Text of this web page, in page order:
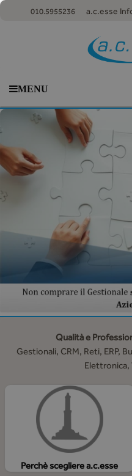
010.5955236 a.c.esse
MENU
Qualità e
Gestionali, CRM, Reti, ERP,
Elettronica,
Perchè scegliere a.c.esse